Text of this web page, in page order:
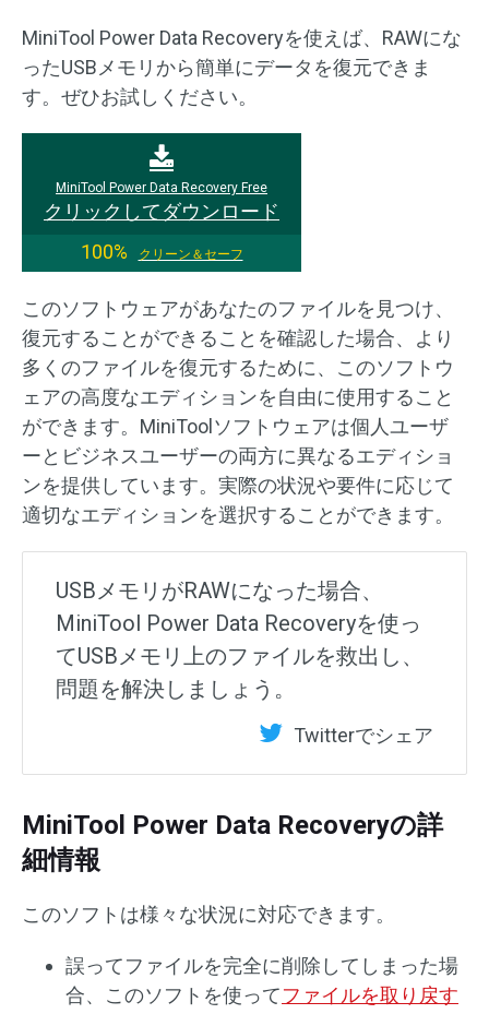
MiniTool Power Data Recoveryを使えば、RAWにな
ったUSBメモリから簡単にデータを復元できま
す。ぜひお試しください。
MiniTool Power Data Recovery Free
クリックしてダウンロード
100%
クリーン＆セーフ
このソフトウェアがあなたのファイルを見つけ、
復元することができることを確認した場合、より
多くのファイルを復元するために、このソフトウ
ェアの高度なエディションを自由に使用すること
ができます。MiniToolソフトウェアは個人ユーザ
ーとビジネスユーザーの両方に異なるエディショ
ンを提供しています。実際の状況や要件に応じて
適切なエディションを選択することができます。
USBメモリがRAWになった場合、
MiniTool Power Data Recoveryを使っ
てUSBメモリ上のファイルを救出し、
問題を解決しましょう。
Twitterでシェア
MiniTool Power Data Recoveryの詳
細情報
このソフトは様々な状況に対応できます。
誤ってファイルを完全に削除してしまった場
合、このソフトを使ってファイルを取り戻す